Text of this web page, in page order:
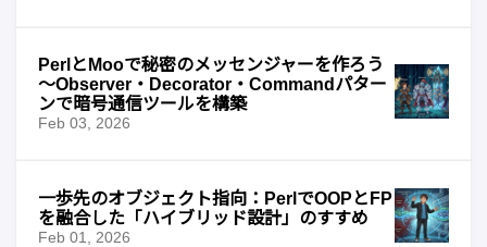
PerlとMooで秘密のメッセンジャーを作ろう
〜Observer・Decorator・Commandパター
ンで暗号通信ツールを構築
Feb 03, 2026
一歩先のオブジェクト指向：PerlでOOPとFP
を融合した「ハイブリッド設計」のすすめ
Feb 01, 2026